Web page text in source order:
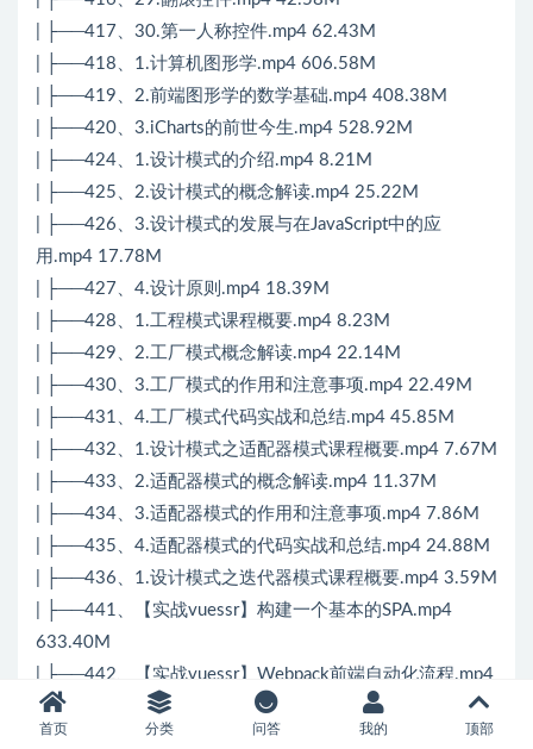
| ├──417、30.第一人称控件.mp4 62.43M
| ├──418、1.计算机图形学.mp4 606.58M
| ├──419、2.前端图形学的数学基础.mp4 408.38M
| ├──420、3.iCharts的前世今生.mp4 528.92M
| ├──424、1.设计模式的介绍.mp4 8.21M
| ├──425、2.设计模式的概念解读.mp4 25.22M
| ├──426、3.设计模式的发展与在JavaScript中的应
用.mp4 17.78M
| ├──427、4.设计原则.mp4 18.39M
| ├──428、1.工程模式课程概要.mp4 8.23M
| ├──429、2.工厂模式概念解读.mp4 22.14M
| ├──430、3.工厂模式的作用和注意事项.mp4 22.49M
| ├──431、4.工厂模式代码实战和总结.mp4 45.85M
| ├──432、1.设计模式之适配器模式课程概要.mp4 7.67M
| ├──433、2.适配器模式的概念解读.mp4 11.37M
| ├──434、3.适配器模式的作用和注意事项.mp4 7.86M
| ├──435、4.适配器模式的代码实战和总结.mp4 24.88M
| ├──436、1.设计模式之迭代器模式课程概要.mp4 3.59M
| ├──441、【实战vuessr】构建一个基本的SPA.mp4
633.40M
| ├──442、【实战vuessr】Webpack前端自动化流程.mp4
978.54M
| ├──443、【实战vue ssr】Webpack自动化流程
首页 分类 问答 我的 顶部